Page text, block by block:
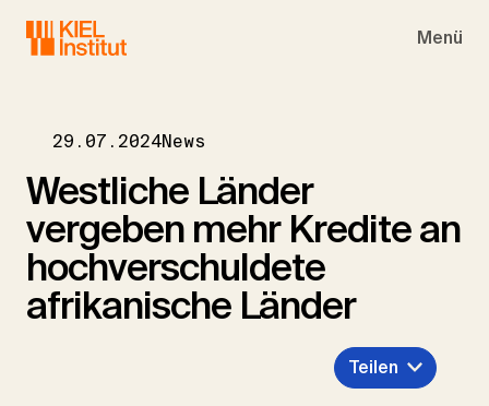
Menü
29.07.2024News
Westliche Länder
vergeben mehr Kredite an
hochverschuldete
afrikanische Länder
Teilen